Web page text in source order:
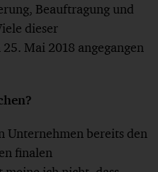
Beauftragung und
dieser
Mai 2018 angegangen
Unternehmen bereits den
finalen